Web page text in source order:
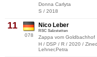
Donna Carlyta
S / 2018
11
078
Nico Leber
RSC Salzstetten
Zappa vom Goldbachhof
H / DSP / R / 2020 /
Lehner,Petra